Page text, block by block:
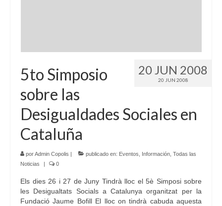
20 JUN 2008
20 JUN 2008
5to Simposio
sobre las
Desigualdades Sociales en
Cataluña
porAdmin Copolis | publicado en: Eventos Información Todas las
Noticias
| 0
Els dies 26 i 27 de Juny Tindrà lloc el 5è Simposi sobre
les Desigualtats Socials a Catalunya organitzat per la
Fundació Jaume Bofill El lloc on tindrà cabuda aquesta